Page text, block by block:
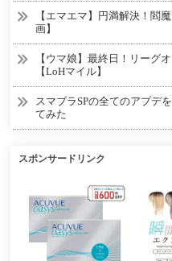
【エマエマ】円満解決！閻
画】
【ウマ娘】最終日！リーグ
【LoHマイル】
スマブラSPの全てのアプデ
てみた
スポンサードリンク